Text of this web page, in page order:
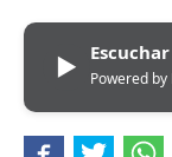
▶ Powered